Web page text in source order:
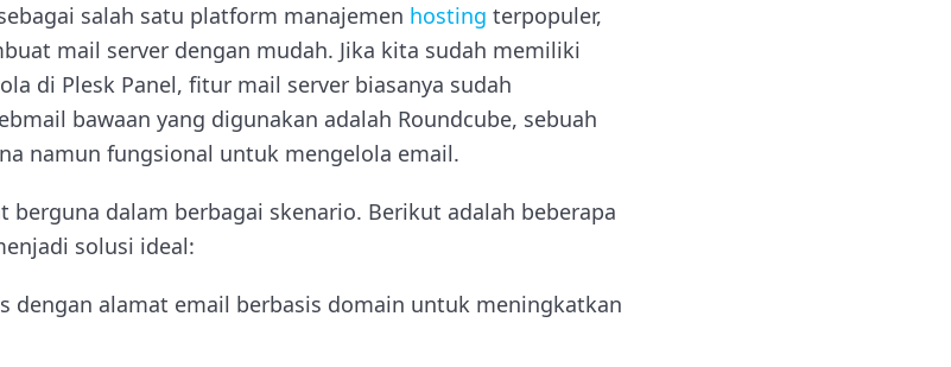
salah satu platform manajemen hosting terpopuler,
mail server dengan mudah. Jika kita sudah memiliki
di Plesk Panel, fitur mail server biasanya sudah
bawaan yang digunakan adalah Roundcube, sebuah
namun fungsional untuk mengelola email.
berguna dalam berbagai skenario. Berikut adalah beberapa
solusi ideal:
dengan alamat email berbasis domain untuk meningkatkan